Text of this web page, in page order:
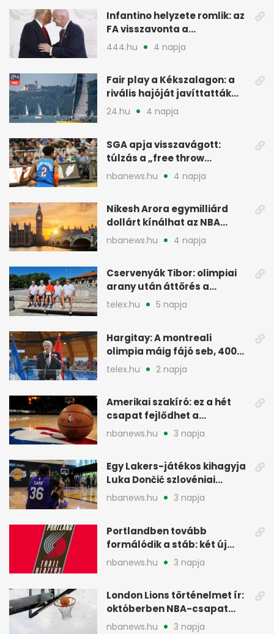
Infantino helyzete romlik: az
FA visszavonta a
támogatását, jöhet a
444.hu 4 napja
Fair play a Kékszalagon: a
rivális hajóját javíttatták
meg
24.hu 4 napja
SGA apja visszavágott:
túlzás a „free throw
merchant” címke?
nbanews.hu 4 napja
Nikesh Arora egymilliárd
dollárt kínálhat az NBA
Europe londoni csapatáért
nbanews.hu 4 napja
Cservenyák Tibor: olimpiai
arany után áttörés a
rákkutatásban
telex.hu 5 napja
Hargitay: A montreali
olimpia máig fájó seb, 400
vegyesen 4. lett
telex.hu 2 napja
Amerikai szakíró: ez a hét
csapat fejlődhet a
legtöbbet az NBA-ben
nbanews.hu 3 napja
Egy Lakers-játékos kihagyja
Luka Dončić szlovéniai
minicampjét
nbanews.hu 3 napja
Portlandben tovább
formálódik a stáb: két új
szakember a Blazersnél
nbanews.hu 3 napja
London Lions történelmet ír:
októberben NBA-csapat
ellen lép pályára
nbanews.hu 3 napja